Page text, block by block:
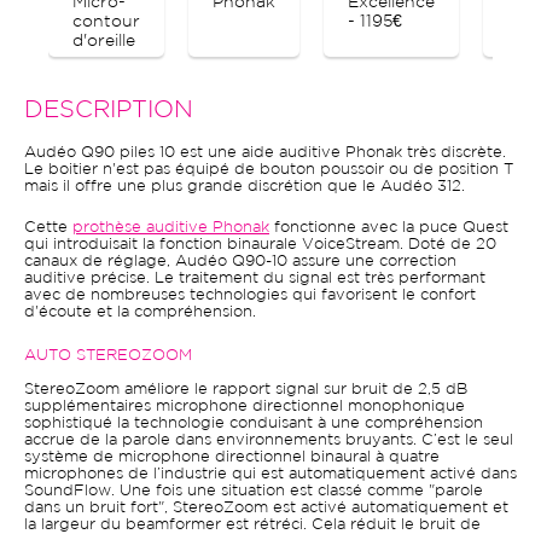
contour
d'oreille
- 1195€
DESCRIPTION
Audéo Q90 piles 10 est une aide auditive Phonak très discrète.
Le boitier n'est pas équipé de bouton poussoir ou de position T
mais il offre une plus grande discrétion que le Audéo 312.
Cette prothèse auditive Phonak fonctionne avec la puce Quest
qui introduisait la fonction binaurale VoiceStream. Doté de 20
canaux de réglage, Audéo Q90-10 assure une correction
auditive précise. Le traitement du signal est très performant
avec de nombreuses technologies qui favorisent le confort
d'écoute et la compréhension.
AUTO STEREOZOOM
StereoZoom améliore le rapport signal sur bruit de 2,5 dB
supplémentaires microphone directionnel monophonique
sophistiqué la technologie conduisant à une compréhension
accrue de la parole dans environnements bruyants. C’est le seul
système de microphone directionnel binaural à quatre
microphones de l’industrie qui est automatiquement activé dans
SoundFlow. Une fois une situation est classé comme "parole
dans un bruit fort", StereoZoom est activé automatiquement et
la largeur du beamformer est rétréci. Cela réduit le bruit de